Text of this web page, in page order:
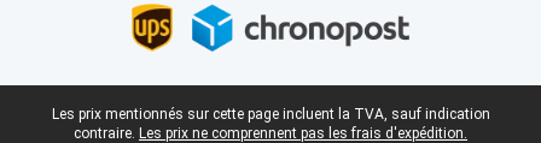
Pied-de-page légal
Les prix mentionnés sur cette page incluent la TVA, sauf indication
contraire. Les prix ne comprennent pas les frais d'expédition.